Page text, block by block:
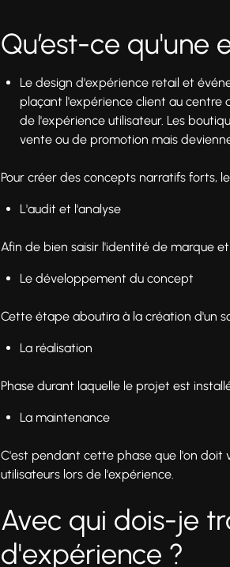
Qu’est-ce qu'une
Le design d'expérience retail et
plaçant l'expérience client au centre
de l'expérience utilisateur. Les
vente ou de promotion mais
Pour créer des concepts narratifs forts,
L'audit et l'analyse
Afin de bien saisir l'identité de marque
Le développement du concept
Cette étape aboutira à la création d'un
La réalisation
Phase durant laquelle le projet est
La maintenance
C'est pendant cette phase que l'on doit
utilisateurs lors de l'expérience.
Avec qui dois-je
d'expérience ?